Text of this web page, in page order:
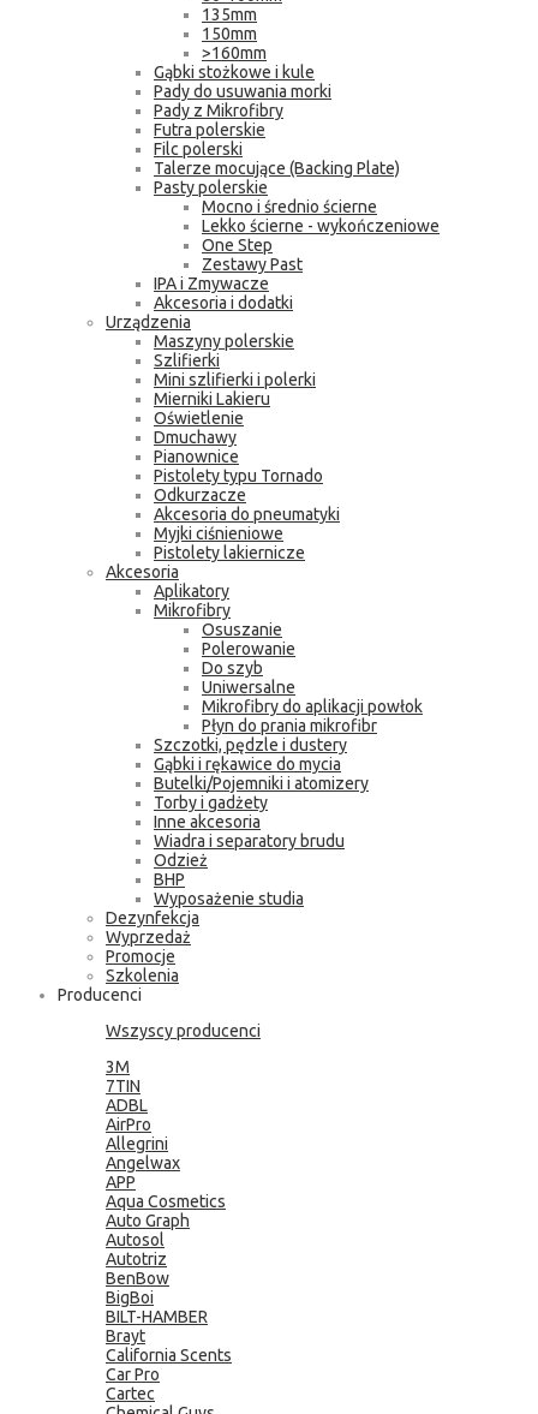
135mm
150mm
>160mm
Gąbki stożkowe i kule
Pady do usuwania morki
Pady z Mikrofibry
Futra polerskie
Filc polerski
Talerze mocujące (Backing Plate)
Pasty polerskie
Mocno i średnio ścierne
Lekko ścierne - wykończeniowe
One Step
Zestawy Past
IPA i Zmywacze
Akcesoria i dodatki
Urządzenia
Maszyny polerskie
Szlifierki
Mini szlifierki i polerki
Mierniki Lakieru
Oświetlenie
Dmuchawy
Pianownice
Pistolety typu Tornado
Odkurzacze
Akcesoria do pneumatyki
Myjki ciśnieniowe
Pistolety lakiernicze
Akcesoria
Aplikatory
Mikrofibry
Osuszanie
Polerowanie
Do szyb
Uniwersalne
Mikrofibry do aplikacji powłok
Płyn do prania mikrofibr
Szczotki, pędzle i dustery
Gąbki i rękawice do mycia
Butelki/Pojemniki i atomizery
Torby i gadżety
Inne akcesoria
Wiadra i separatory brudu
Odzież
BHP
Wyposażenie studia
Dezynfekcja
Wyprzedaż
Promocje
Szkolenia
Producenci
Wszyscy producenci
3M
7TIN
ADBL
AirPro
Allegrini
Angelwax
APP
Aqua Cosmetics
Auto Graph
Autosol
Autotriz
BenBow
BigBoi
BILT-HAMBER
Brayt
California Scents
Car Pro
Cartec